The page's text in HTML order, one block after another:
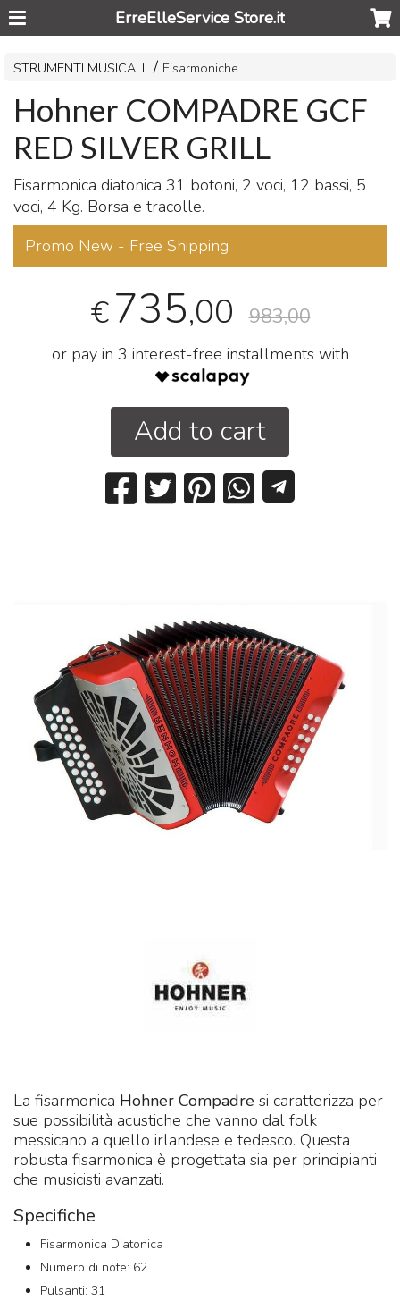
ErreElleService Store.it
STRUMENTI MUSICALI Fisarmoniche
Hohner COMPADRE GCF
RED SILVER GRILL
Fisarmonica diatonica 31 botoni, 2 voci, 12 bassi, 5
voci, 4 Kg. Borsa e tracolle.
Promo New - Free Shipping
€735,00 983,00
or pay in 3 interest-free installments with
Add to cart
La fisarmonica Hohner Compadresi caratterizza per
sue possibilità acustiche che vanno dal folk
messicano a quello irlandese e tedesco. Questa
robusta fisarmonica è progettata sia per principianti
che musicisti avanzati.
Specifiche
Fisarmonica Diatonica
Numero di note: 62
Pulsanti: 31